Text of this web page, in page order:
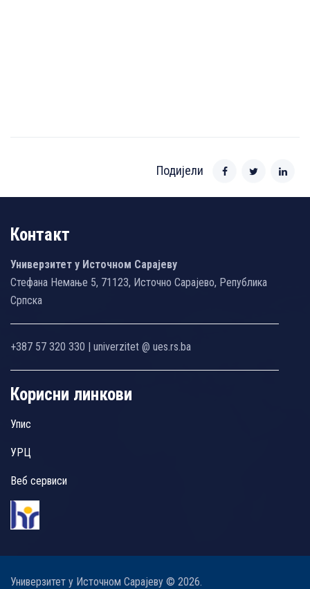
Подијели
Контакт
Универзитет у Источном Сарајеву
Стефана Немање 5, 71123, Источно Сарајево, Република
Српска
+387 57 320 330 | univerzitet @ ues.rs.ba
Корисни линкови
Упис
УРЦ
Веб сервиси
Универзитет у Источном Сарајеву © 2026.